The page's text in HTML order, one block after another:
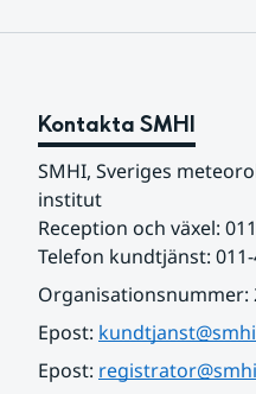
Kontakta SMHI
SMHI, Sveriges
institut
Reception och växel:
Telefon kundtjänst:
Organisationsnummer:
Epost:
Epost: